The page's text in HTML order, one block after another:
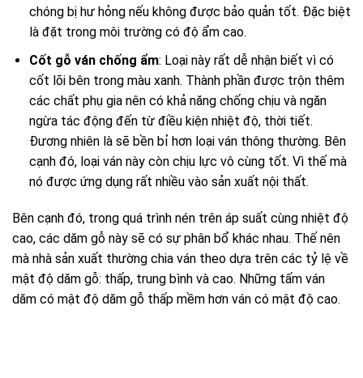
chóng bị hư hỏng nếu không được bảo quản tốt. Đặc biệt
là đặt trong môi trường có độ ẩm cao.
Cốt gỗ ván chống ẩm: Loại này rất dễ nhận biết vì có
cốt lõi bên trong màu xanh. Thành phần được trộn thêm
các chất phụ gia nên có khả năng chống chịu và ngăn
ngừa tác động đến từ điều kiện nhiệt độ, thời tiết.
Đương nhiên là sẽ bền bỉ hơn loại ván thông thường. Bên
cạnh đó, loại ván này còn chịu lực vô cùng tốt. Vì thế mà
nó được ứng dụng rất nhiều vào sản xuất nội thất.
Bên cạnh đó, trong quá trình nén trên áp suất cùng nhiệt độ
cao, các dăm gỗ này sẽ có sự phân bổ khác nhau. Thế nên
mà nhà sản xuất thường chia ván theo dựa trên các tỷ lệ về
mật độ dăm gỗ: thấp, trung bình và cao. Những tấm ván
dăm có mật độ dăm gỗ thấp mềm hơn ván có mật độ cao.